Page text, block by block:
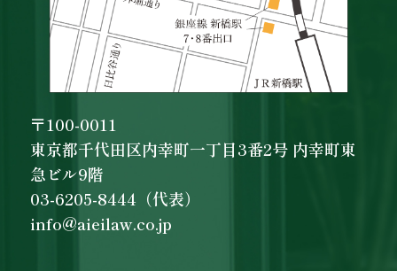
〒100-0011
東京都千代田区内幸町一丁目3番2号 内幸町東
急ビル9階
03-6205-8444（代表）
info@aieilaw.co.jp